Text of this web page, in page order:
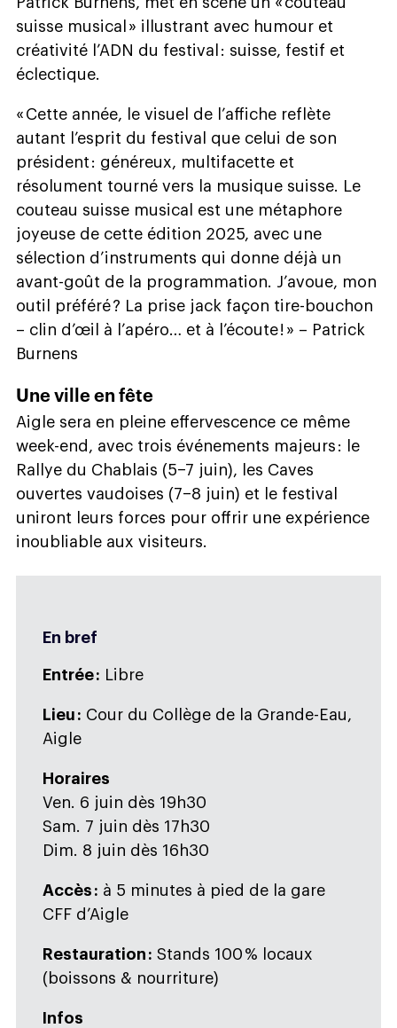
suisse musical » illustrant avec humour et
créativité l’ADN du festival : suisse, festif et
éclectique.
« Cette année, le visuel de l’affiche reflète
autant l’esprit du festival que celui de son
président : généreux, multifacette et
résolument tourné vers la musique suisse. Le
couteau suisse musical est une métaphore
joyeuse de cette édition 2025, avec une
sélection d’instruments qui donne déjà un
avant-goût de la programmation. J’avoue, mon
outil préféré ? La prise jack façon tire-bouchon
– clin d’œil à l’apéro… et à l’écoute ! » – Patrick
Burnens
Une ville en fête
Aigle sera en pleine effervescence ce même
week-end, avec trois événements majeurs : le
Rallye du Chablais (5–7 juin), les Caves
ouvertes vaudoises (7–8 juin) et le festival
uniront leurs forces pour offrir une expérience
inoubliable aux visiteurs.
En bref
Entrée : Libre
Lieu : Cour du Collège de la Grande-Eau,
Aigle
Horaires
Ven. 6 juin dès 19h30
Sam. 7 juin dès 17h30
Dim. 8 juin dès 16h30
Accès : à 5 minutes à pied de la gare
CFF d’Aigle
Restauration : Stands 100 % locaux
(boissons & nourriture)
Infos